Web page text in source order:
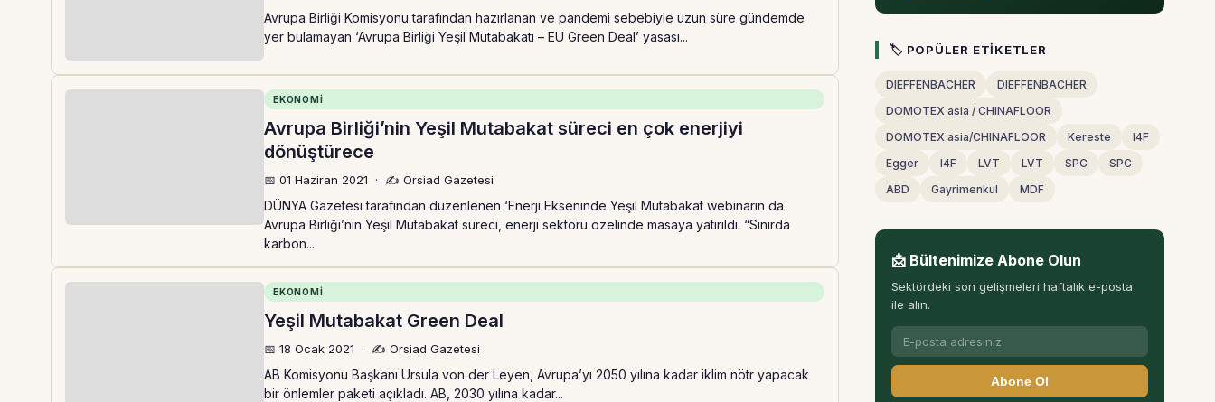
Avrupa Birliği Komisyonu tarafından hazırlanan ve pandemi sebebiyle uzun süre gündemde
yer bulamayan ‘Avrupa Birliği Yeşil Mutabakatı – EU Green Deal’ yasası...
EKONOMI
Avrupa Birliği’nin Yeşil Mutabakat süreci en çok enerjiyi
dönüştürece
📅 01 Haziran 2021 · ✍️ Orsiad Gazetesi
DÜNYA Gazetesi tarafından düzenlenen ‘Enerji Ekseninde Yeşil Mutabakat webinarın da
Avrupa Birliği’nin Yeşil Mutabakat süreci, enerji sektörü özelinde masaya yatırıldı. “Sınırda
karbon...
EKONOMI
Yeşil Mutabakat Green Deal
📅 18 Ocak 2021 · ✍️ Orsiad Gazetesi
AB Komisyonu Başkanı Ursula von der Leyen, Avrupa’yı 2050 yılına kadar iklim nötr yapacak
bir önlemler paketi açıkladı. AB, 2030 yılına kadar...
🏷 POPÜLER ETIKETLER
DIEFFENBACHER
DIEFFENBACHER
DOMOTEX asia / CHINAFLOOR
DOMOTEX asia/CHINAFLOOR
Kereste
I4F
Egger
I4F LVT LVT SPC
SPC
ABD
Gayrimenkul MDF
📩 Bültenimize Abone Olun
Sektördeki son gelişmeleri haftalık e-posta
ile alın.
Abone Ol